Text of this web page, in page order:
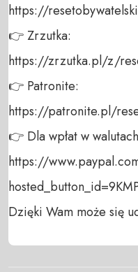
https://
👉 Zrzutka:
https://zrzutka.pl/z/
👉 Patronite:
https://patronite.pl/
👉 Dla wpłat w
https://
Dzięki Wam może się